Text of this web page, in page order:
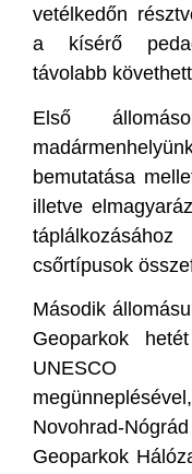
vetélkedőn
a kísérő
távolabb
Első
bemutatása
illetve
csőrtípusok
Második
Geoparkok
UNESCO
Novohrad-
Geoparkok